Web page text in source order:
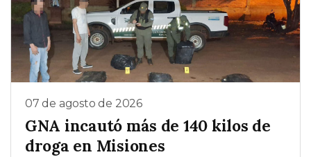
07 de agosto de 2026
GNA incautó más de 140 kilos de
droga en Misiones